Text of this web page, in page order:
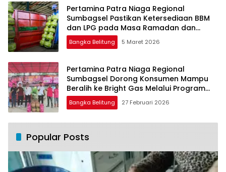
Pertamina Patra Niaga Regional
Sumbagsel Pastikan Ketersediaan BBM
dan LPG pada Masa Ramadan dan
Menjelang Idulfitri
Bangka Belitung 5 Maret 2026
Pertamina Patra Niaga Regional
Sumbagsel Dorong Konsumen Mampu
Beralih ke Bright Gas Melalui Program
Trade In di Belitung Timur
Bangka Belitung 27 Februari 2026
Popular Posts